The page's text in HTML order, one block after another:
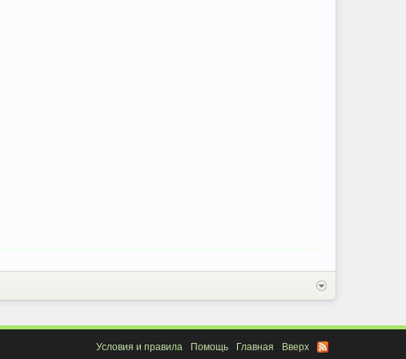
Условия и правила Помощь Главная Вверх